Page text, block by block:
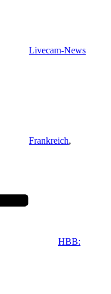
Livecam-News
Frankreich,
HBB: